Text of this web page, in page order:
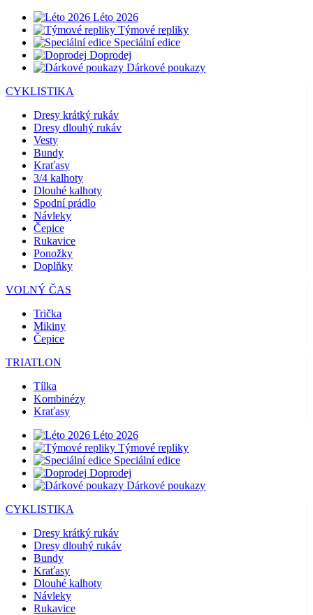
Léto 2026
Týmové repliky
Speciální edice
Doprodej
Dárkové poukazy
CYKLISTIKA
Dresy krátký rukáv
Dresy dlouhý rukáv
Vesty
Bundy
Kraťasy
3/4 kalhoty
Dlouhé kalhoty
Spodní prádlo
Návleky
Čepice
Rukavice
Ponožky
Doplňky
VOLNÝ ČAS
Trička
Mikiny
Čepice
TRIATLON
Tílka
Kombinézy
Kraťasy
Léto 2026
Týmové repliky
Speciální edice
Doprodej
Dárkové poukazy
CYKLISTIKA
Dresy krátký rukáv
Dresy dlouhý rukáv
Bundy
Kraťasy
Dlouhé kalhoty
Návleky
Rukavice